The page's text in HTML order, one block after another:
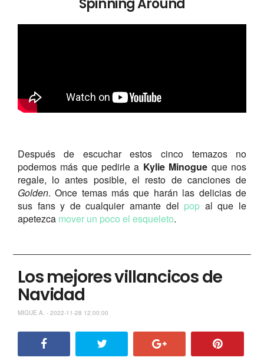
Después de escuchar estos cinco temazos no
podemos más que pedirle a Kylie Minogue que nos
regale, lo antes posible, el resto de canciones de
Golden. Once temas más que harán las delicias de
sus fans y de cualquier amante del pop al que le
apetezca mover un poco el esqueleto.
Los mejores villancicos de
Navidad
MIGUE A. - 2022-11-28 12:00:00